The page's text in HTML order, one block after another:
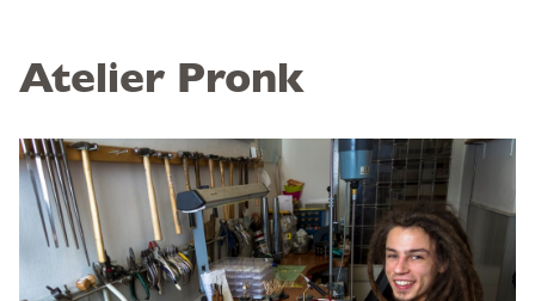
Atelier Pronk